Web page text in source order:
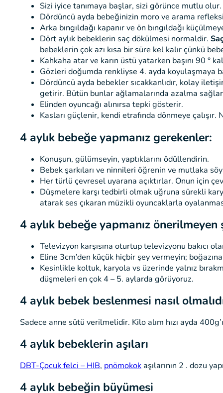
Sizi iyice tanımaya başlar, sizi görünce mutlu olur.
Dördüncü ayda bebeğinizin moro ve arama
Arka bıngıldağı kapanır ve ön bıngıldağı
Dört aylık bebeklerin saç dökülmesi normaldir.
bebeklerin çok azı kısa bir süre kel kalır çünkü
Kahkaha atar ve karın üstü yatarken başını 90 °
Gözleri doğumda renkliyse 4. ayda koyulaşmaya
Dördüncü ayda bebekler sıcakkanlıdır, kolay
getirir. Bütün bunlar ağlamalarında azalma
Elinden oyuncağı alınırsa tepki gösterir.
Kasları güçlenir, kendi etrafında dönmeye
4 aylık bebeğe yapmanız gerekenler:
Konuşun, gülümseyin, yaptıklarını ödüllendirin.
Bebek şarkıları ve ninnileri öğrenin ve mutlaka
Her türlü çevresel uyarana açıktırlar. Onun için
Düşmelere karşı tedbirli olmak uğruna sürekli
atarak ses çıkaran müzikli oyuncaklarla
4 aylık bebeğe yapmanız önerilmeyen
Televizyon karşısına oturtup televizyonu bakıcı
Eline 3cm’den küçük hiçbir şey vermeyin;
Kesinlikle koltuk, karyola vs üzerinde yalnız
düşmeleri en çok 4 – 5. aylarda görüyoruz.
4 aylık bebek beslenmesi nasıl
Sadece anne sütü verilmelidir. Kilo alım hızı ayda
4 aylık bebeklerin aşıları
DBT-Çocuk felci – HIB, pnömokok aşılarının 2 . dozu
4 aylık bebeğin büyümesi